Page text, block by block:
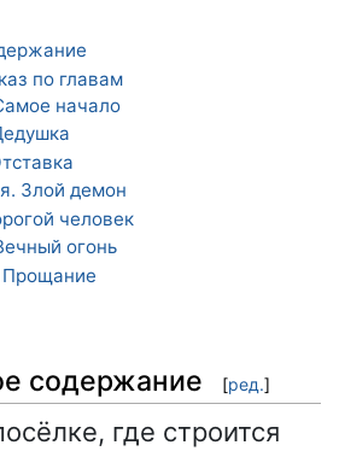
по главам
начало
Злой демон
человек
огонь
Прощание
содержание [ред.]
где строится